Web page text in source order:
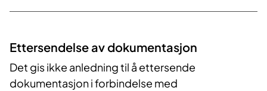
Ettersendelse av dokumentasjon
Det gis ikke anledning til å ettersende
dokumentasjon i forbindelse med